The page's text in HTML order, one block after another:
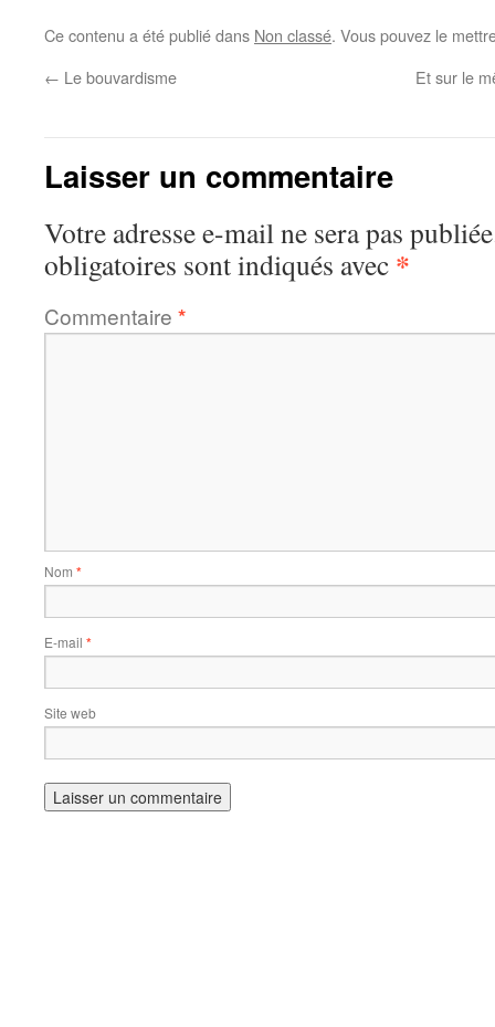
Ce contenu a été publié dans Non classé. Vous pouvez le
← Le bouvardisme Et sur le
Laisser un commentaire
Votre adresse e-mail ne sera pas
obligatoires sont indiqués avec *
Commentaire *
Nom *
E-mail *
Site web